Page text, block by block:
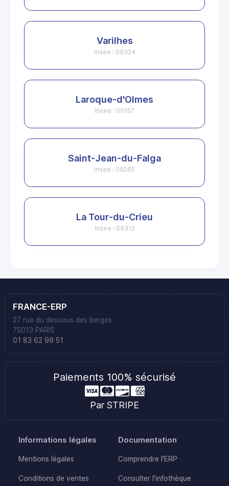
Varilhes
Insee : 09324
Laroque-d'Olmes
Insee : 09157
Saint-Jean-du-Falga
Insee : 09265
La Tour-du-Crieu
Insee : 09312
FRANCE-ERP
27 rue du dessous des berges
75013 PARIS
01 83 62 99 51
Paiements 100% sécurisé
Par STRIPE
Informations légales
Mentions légales
Conditions de ventes
Documentation
Comprendre l'ERP
Consulter l'infothèque